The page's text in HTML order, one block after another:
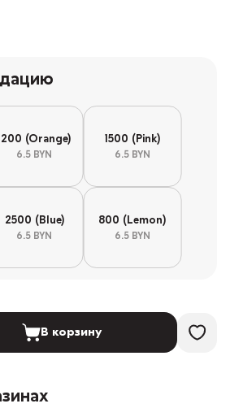
(Orange)
6.5 BYN
1500 (Pink)
6.5 BYN
2500 (Blue)
6.5 BYN
800 (Lemon)
6.5 BYN
В корзину